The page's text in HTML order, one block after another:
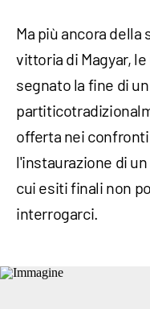
Ma più ancora della
vittoria di Magyar,
segnato la fine di
offerta nei
l'instaurazione di
cui esiti finali non
interrogarci.